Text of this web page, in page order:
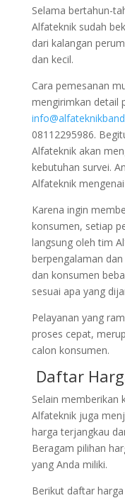
Selama bertahun-
Alfateknik sudah
dari kalangan
dan kecil.
Cara pemesanan
mengirimkan detail
08112295986.
Alfateknik akan
kebutuhan survei.
Alfateknik
Karena ingin
konsumen, setiap
langsung oleh tim
berpengalaman
dan konsumen
sesuai apa yang
Pelayanan yang
proses cepat,
calon konsumen.
Daftar
Selain memberikan
Alfateknik juga
harga terjangkau
Beragam pilihan
yang Anda miliki.
Berikut daftar